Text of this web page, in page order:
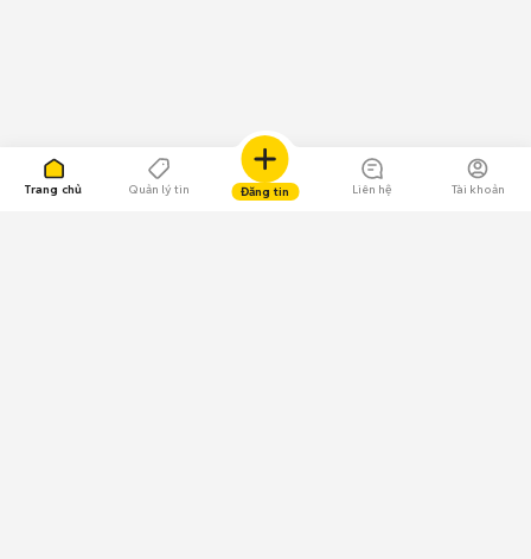
Trang chủ Quản lý tin Đăng tin Liên hệ Tài khoản